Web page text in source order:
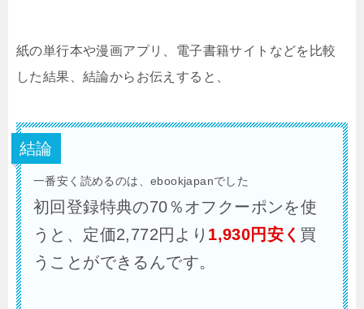
紙の単行本や漫画アプリ、電子書籍サイトなどを比較
した結果、結論からお伝えすると、
結論
一番安く読めるのは、ebookjapanでした
初回登録特典の70％オフクーポンを使
うと、定価2,772円より 1,930円安く 買
うことができるんです。